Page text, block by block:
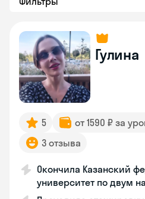
Гулина
5 от 1590 ₽ за
3 отзыва
Окончила Казанский
университет по двум